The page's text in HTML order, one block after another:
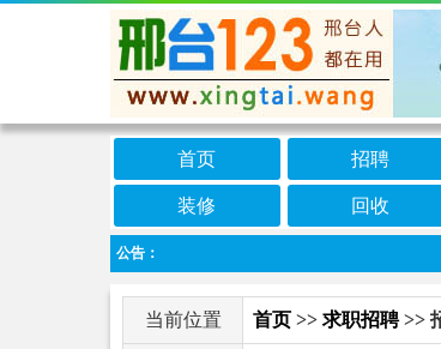
首页 招聘
装修 回收
公告：
当前位置 首页 >> 求职招聘>>